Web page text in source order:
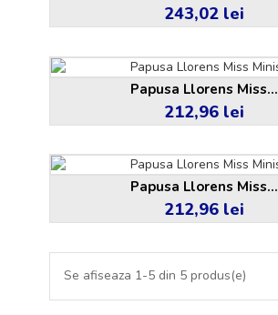
Pret
243,02 lei
Papusa Llorens Miss...
Pret
212,96 lei
Papusa Llorens Miss...
Pret
212,96 lei
Se afiseaza 1-5 din 5 produs(e)